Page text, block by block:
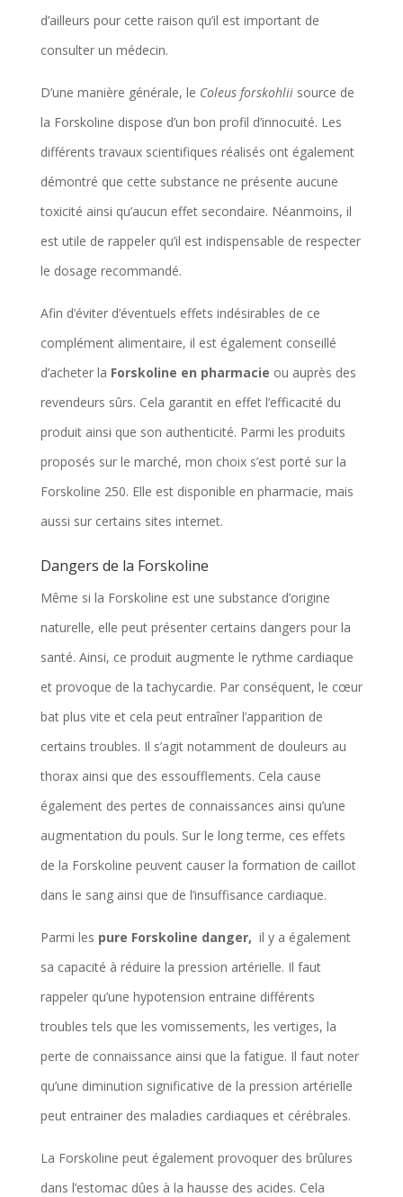
d’ailleurs pour cette raison qu’il est important de
consulter un médecin.
D’une manière générale, le Coleus forskohlii source de
la Forskoline dispose d’un bon profil d’innocuité. Les
différents travaux scientifiques réalisés ont également
démontré que cette substance ne présente aucune
toxicité ainsi qu’aucun effet secondaire. Néanmoins, il
est utile de rappeler qu’il est indispensable de respecter
le dosage recommandé.
Afin d’éviter d’éventuels effets indésirables de ce
complément alimentaire, il est également conseillé
d’acheter la Forskoline en pharmacie ou auprès des
revendeurs sûrs. Cela garantit en effet l’efficacité du
produit ainsi que son authenticité. Parmi les produits
proposés sur le marché, mon choix s’est porté sur la
Forskoline 250. Elle est disponible en pharmacie, mais
aussi sur certains sites internet.
Dangers de la Forskoline
Même si la Forskoline est une substance d’origine
naturelle, elle peut présenter certains dangers pour la
santé. Ainsi, ce produit augmente le rythme cardiaque
et provoque de la tachycardie. Par conséquent, le cœur
bat plus vite et cela peut entraîner l’apparition de
certains troubles. Il s’agit notamment de douleurs au
thorax ainsi que des essoufflements. Cela cause
également des pertes de connaissances ainsi qu’une
augmentation du pouls. Sur le long terme, ces effets
de la Forskoline peuvent causer la formation de caillot
dans le sang ainsi que de l’insuffisance cardiaque.
Parmi les pure Forskoline danger, il y a également
sa capacité à réduire la pression artérielle. Il faut
rappeler qu’une hypotension entraine différents
troubles tels que les vomissements, les vertiges, la
perte de connaissance ainsi que la fatigue. Il faut noter
qu’une diminution significative de la pression artérielle
peut entrainer des maladies cardiaques et cérébrales.
La Forskoline peut également provoquer des brûlures
dans l’estomac dûes à la hausse des acides. Cela